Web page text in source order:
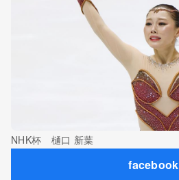
NHK杯 樋口 新葉
facebook